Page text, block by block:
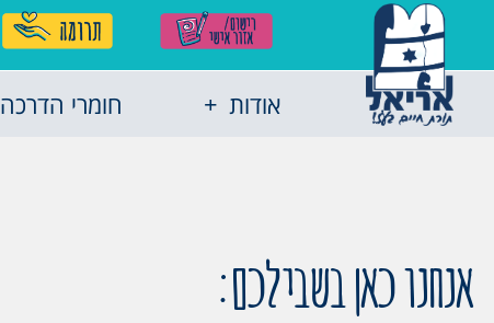
אודות חומרי הדרכה
אנחנו כאן בשבילכם: